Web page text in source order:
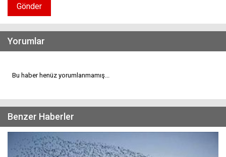
Gönder
Yorumlar
Bu haber henüz yorumlanmamış...
Benzer Haberler